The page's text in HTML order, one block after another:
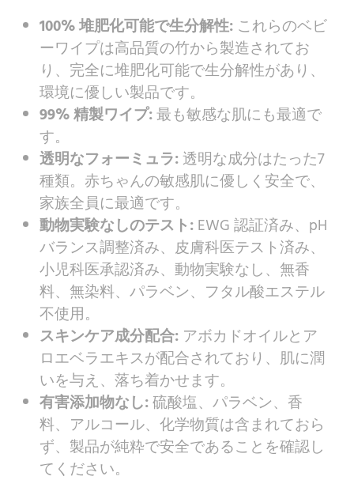
100% 堆肥化可能で生分解性: これらのベビ
ーワイプは高品質の竹から製造されてお
り、完全に堆肥化可能で生分解性があり、
環境に優しい製品です。
99% 精製ワイプ:最も敏感な肌にも最適で
す。
透明なフォーミュラ:透明な成分はたった7
種類。赤ちゃんの敏感肌に優しく安全で、
家族全員に最適です。
動物実験なしのテスト: EWG 認証済み、pH
バランス調整済み、皮膚科医テスト済み、
小児科医承認済み、動物実験なし、無香
料、無染料、パラベン、フタル酸エステル
不使用。
スキンケア成分配合: アボカドオイルとア
ロエベラエキスが配合されており、肌に潤
いを与え、落ち着かせます。
有害添加物なし:硫酸塩、パラベン、香
料、アルコール、化学物質は含まれておら
ず、製品が純粋で安全であることを確認し
てください。